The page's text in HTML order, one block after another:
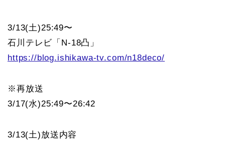
3/13(土)25:49〜
石川テレビ「N-18凸」
https://blog.ishikawa-tv.com/n18deco/
※再放送
3/17(水)25:49〜26:42
3/13(土)放送内容